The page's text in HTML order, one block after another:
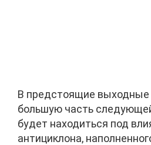
В предстоящие выходные
большую часть
будет находиться под
антициклона,